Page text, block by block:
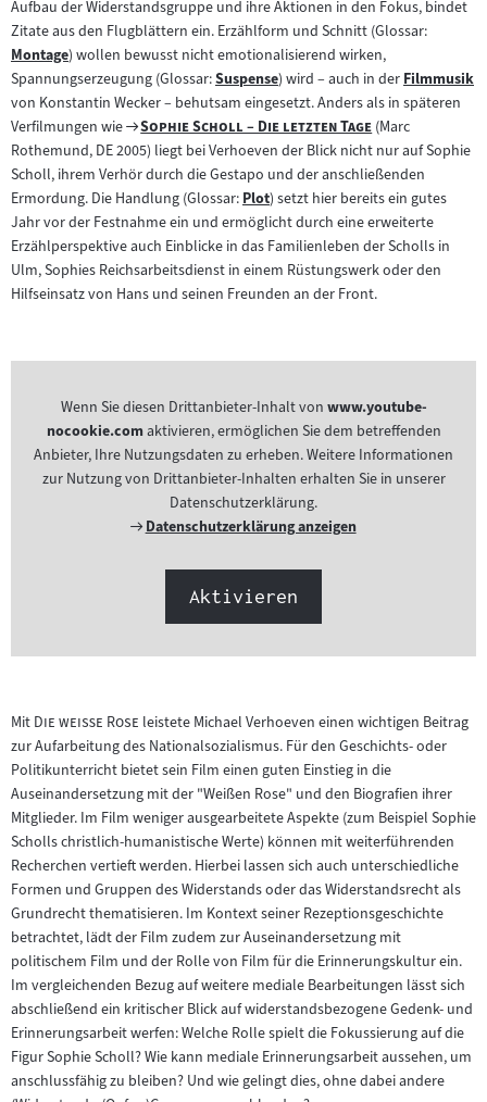
Inhalt:
Aufbau der Widerstandsgruppe und ihre Aktionen in den Fokus, bindet
Zitate aus den Flugblättern ein. Erzählform und Schnitt (Glossar:
Zum
Inhalt:
Montage) wollen bewusst nicht emotionalisierend wirken,
Spannungserzeugung (Glossar:Zum
Inhalt:
Suspense) wird – auch in derZum
Inhalt:
Filmmusik
von Konstantin Wecker – behutsam eingesetzt. Anders als in späteren
Verfilmungen wie" Zum
Filmarchiv:
"
Sophie Scholl – Die letzten Tage"
"(Marc
Rothemund, DE 2005) liegt bei Verhoeven der Blick nicht nur auf Sophie
Scholl, ihrem Verhör durch die Gestapo und der anschließenden
Ermordung. Die Handlung (Glossar:Zum
Inhalt:
Plot) setzt hier bereits ein gutes
Jahr vor der Festnahme ein und ermöglicht durch eine erweiterte
Erzählperspektive auch Einblicke in das Familienleben der Scholls in
Ulm, Sophies Reichsarbeitsdienst in einem Rüstungswerk oder den
Hilfseinsatz von Hans und seinen Freunden an der Front.
Wenn Sie diesen Drittanbieter-Inhalt von www.youtube-
nocookie.comaktivieren, ermöglichen Sie dem betreffenden
Anbieter, Ihre Nutzungsdaten zu erheben. Weitere Informationen
zur Nutzung von Drittanbieter-Inhalten erhalten Sie in unserer
Datenschutzerklärung.
Externer
Datenschutzerklärung anzeigen
Aktivieren
Mit "Die weiße Rose "leistete Michael Verhoeven einen wichtigen Beitrag
zur Aufarbeitung des Nationalsozialismus. Für den Geschichts- oder
Politikunterricht bietet sein Film einen guten Einstieg in die
Auseinandersetzung mit der "Weißen Rose" und den Biografien ihrer
Mitglieder. Im Film weniger ausgearbeitete Aspekte (zum Beispiel Sophie
Scholls christlich-humanistische Werte) können mit weiterführenden
Recherchen vertieft werden. Hierbei lassen sich auch unterschiedliche
Formen und Gruppen des Widerstands oder das Widerstandsrecht als
Grundrecht thematisieren. Im Kontext seiner Rezeptionsgeschichte
betrachtet, lädt der Film zudem zur Auseinandersetzung mit
politischem Film und der Rolle von Film für die Erinnerungskultur ein.
Im vergleichenden Bezug auf weitere mediale Bearbeitungen lässt sich
abschließend ein kritischer Blick auf widerstandsbezogene Gedenk- und
Erinnerungsarbeit werfen: Welche Rolle spielt die Fokussierung auf die
Figur Sophie Scholl? Wie kann mediale Erinnerungsarbeit aussehen, um
anschlussfähig zu bleiben? Und wie gelingt dies, ohne dabei andere